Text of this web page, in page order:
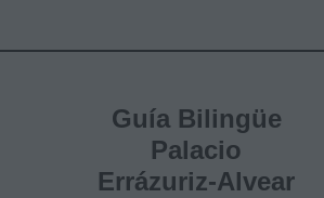
Guía Bilingüe
Palacio
Errázuriz-Alvear